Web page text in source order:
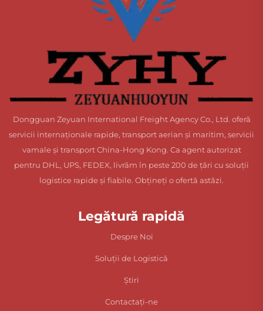
Dongguan Zeyuan International Freight Agency Co., Ltd. oferă
servicii internaționale rapide, transport aerian și maritim, servicii
vamale și transport China-Hong Kong. Ca agent autorizat
pentru DHL, UPS, FEDEX, livrăm în peste 200 de țări cu soluții
logistice rapide și fiabile. Obțineți o ofertă astăzi.
Legătură rapidă
Despre Noi
Soluții de Logistică
Știri
Contactați-ne